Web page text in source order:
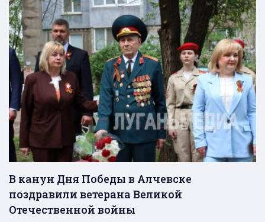
В канун Дня Победы в Алчевске
поздравили ветерана Великой
Отечественной войны